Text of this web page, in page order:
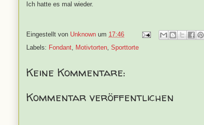
Ich hatte es mal wieder.
Eingestellt von Unknown um 17:46
Labels: Fondant, Motivtorten, Sporttorte
Keine Kommentare:
Kommentar veröffentlichen